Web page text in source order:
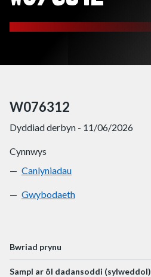
W076312
Dyddiad derbyn - 11/06/2026
Cynnwys
W076312
Canlyniadau
W076312
Gwybodaeth
Bwriad prynu
Sampl ar ôl dadansoddi (sylweddol)